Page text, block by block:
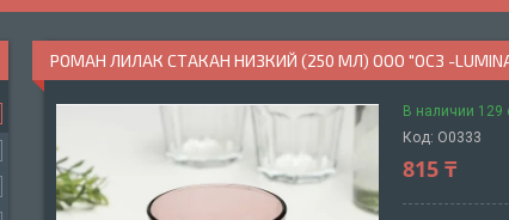
РОМАН ЛИЛАК СТАКАН НИЗКИЙ (250 МЛ) ООО "ОCЗ -
В наличии 129
Код: O0333
815 ₸